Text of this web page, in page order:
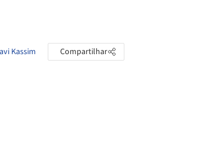
Kassim Compartilhar